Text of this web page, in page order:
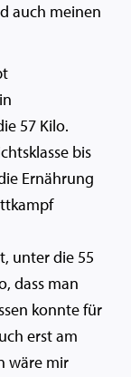
auch meinen
57 Kilo.
bis
Ernährung
unter die 55
dass man
konnte für
erst am
wäre mir